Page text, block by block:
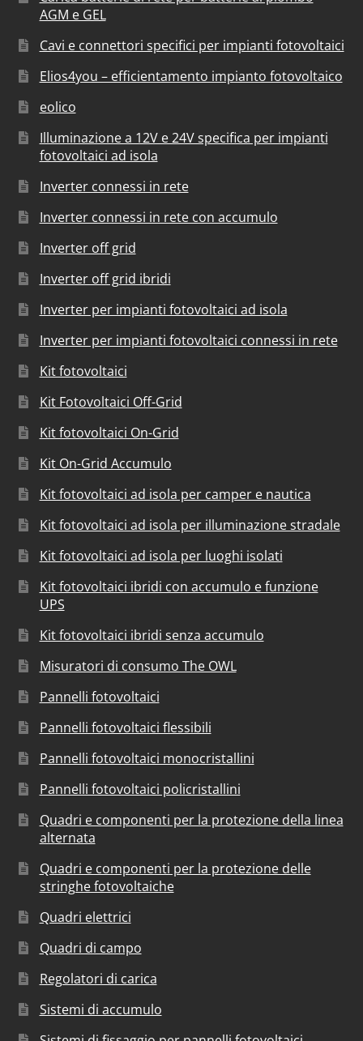
AGM e GEL
Cavi e connettori specifici per impianti fotovoltaici
Elios4you – efficientamento impianto fotovoltaico
eolico
Illuminazione a 12V e 24V specifica per impianti
fotovoltaici ad isola
Inverter connessi in rete
Inverter connessi in rete con accumulo
Inverter off grid
Inverter off grid ibridi
Inverter per impianti fotovoltaici ad isola
Inverter per impianti fotovoltaici connessi in rete
Kit fotovoltaici
Kit Fotovoltaici Off-Grid
Kit fotovoltaici On-Grid
Kit On-Grid Accumulo
Kit fotovoltaici ad isola per camper e nautica
Kit fotovoltaici ad isola per illuminazione stradale
Kit fotovoltaici ad isola per luoghi isolati
Kit fotovoltaici ibridi con accumulo e funzione
UPS
Kit fotovoltaici ibridi senza accumulo
Misuratori di consumo The OWL
Pannelli fotovoltaici
Pannelli fotovoltaici flessibili
Pannelli fotovoltaici monocristallini
Pannelli fotovoltaici policristallini
Quadri e componenti per la protezione della linea
alternata
Quadri e componenti per la protezione delle
stringhe fotovoltaiche
Quadri elettrici
Quadri di campo
Regolatori di carica
Sistemi di accumulo